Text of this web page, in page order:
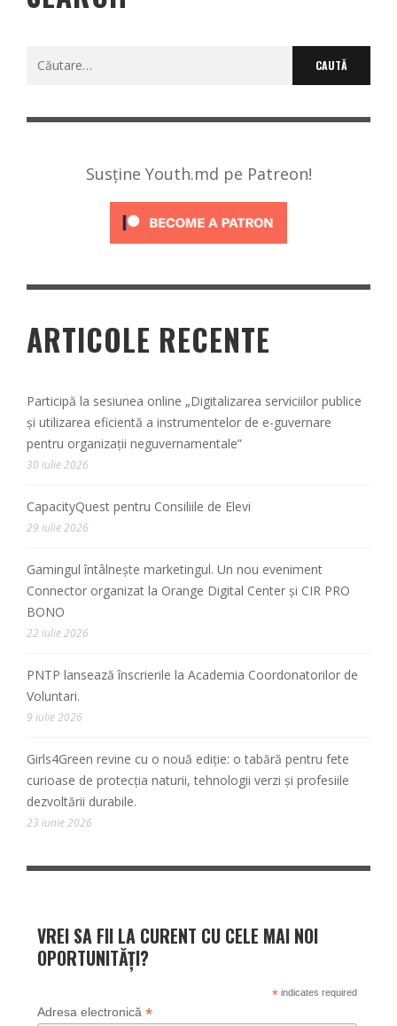
Caută
Susține Youth.md pe Patreon!
ARTICOLE RECENTE
Participă la sesiunea online „Digitalizarea serviciilor publice
și utilizarea eficientă a instrumentelor de e-guvernare
pentru organizații neguvernamentale”
30 iulie 2026
CapacityQuest pentru Consiliile de Elevi
29 iulie 2026
Gamingul întâlnește marketingul. Un nou eveniment
Connector organizat la Orange Digital Center și CIR PRO
BONO
22 iulie 2026
PNTP lansează înscrierile la Academia Coordonatorilor de
Voluntari.
9 iulie 2026
Girls4Green revine cu o nouă ediție: o tabără pentru fete
curioase de protecția naturii, tehnologii verzi și profesiile
dezvoltării durabile.
23 iunie 2026
VREI SA FII LA CURENT CU CELE MAI NOI
OPORTUNITĂȚI?
*indicates required
Adresa electronică *